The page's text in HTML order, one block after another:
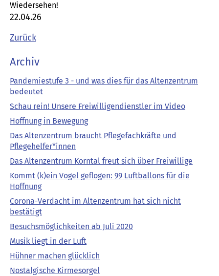
Wiedersehen!
22.04.26
Zurück
Archiv
Pandemiestufe 3 - und was dies für das Altenzentrum
bedeutet
Schau rein! Unsere Freiwilligendienstler im Video
Hoffnung in Bewegung
Das Altenzentrum braucht Pflegefachkräfte und
Pflegehelfer*innen
Das Altenzentrum Korntal freut sich über Freiwillige
Kommt (k)ein Vogel geflogen: 99 Luftballons für die
Hoffnung
Corona-Verdacht im Altenzentrum hat sich nicht
bestätigt
Besuchsmöglichkeiten ab Juli 2020
Musik liegt in der Luft
Hühner machen glücklich
Nostalgische Kirmesorgel